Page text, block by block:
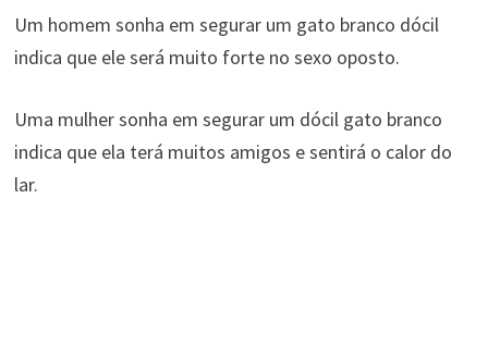
Um homem sonha em segurar um gato branco dócil
indica que ele será muito forte no sexo oposto.
Uma mulher sonha em segurar um dócil gato branco
indica que ela terá muitos amigos e sentirá o calor do
lar.